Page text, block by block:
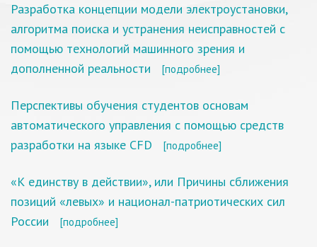
Разработка концепции модели электроустановки,
алгоритма поиска и устранения неисправностей с
помощью технологий машинного зрения и
дополненной реальности
[подробнее]
Перспективы обучения студентов основам
автоматического управления с помощью средств
разработки на языке CFD
[подробнее]
«К единству в действии», или Причины сближения
позиций «левых» и национал-патриотических сил
России
[подробнее]